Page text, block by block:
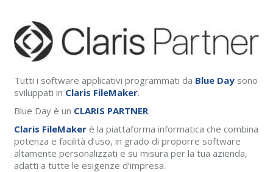
Tutti i software applicativi programmati da Blue Day sono
sviluppati in Claris FileMaker.
Blue Day è un CLARIS PARTNER.
Claris FileMaker è la piattaforma informatica che combina
potenza e facilità d’uso, in grado di proporre software
altamente personalizzati e su misura per la tua azienda,
adatti a tutte le esigenze d’impresa.